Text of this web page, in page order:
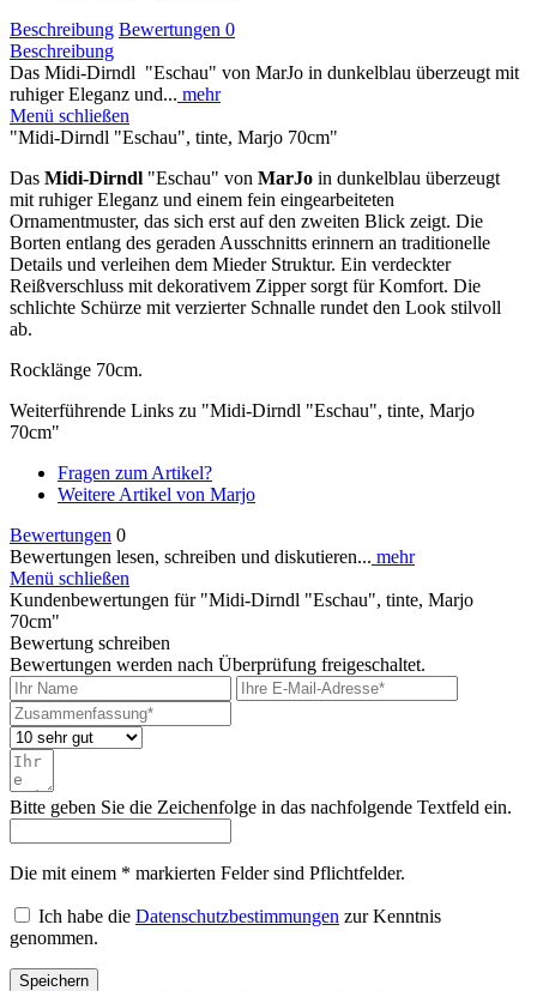
Beschreibung Bewertungen 0
Beschreibung
Das Midi-Dirndl "Eschau" von MarJo in dunkelblau überzeugt mit
ruhiger Eleganz und... mehr
Menü schließen
"Midi-Dirndl "Eschau", tinte, Marjo 70cm"
Das Midi-Dirndl "Eschau" von MarJo in dunkelblau überzeugt
mit ruhiger Eleganz und einem fein eingearbeiteten
Ornamentmuster, das sich erst auf den zweiten Blick zeigt. Die
Borten entlang des geraden Ausschnitts erinnern an traditionelle
Details und verleihen dem Mieder Struktur. Ein verdeckter
Reißverschluss mit dekorativem Zipper sorgt für Komfort. Die
schlichte Schürze mit verzierter Schnalle rundet den Look stilvoll
ab.
Rocklänge 70cm.
Weiterführende Links zu "Midi-Dirndl "Eschau", tinte, Marjo
70cm"
Fragen zum Artikel?
Weitere Artikel von Marjo
Bewertungen 0
Bewertungen lesen, schreiben und diskutieren... mehr
Menü schließen
Kundenbewertungen für "Midi-Dirndl "Eschau", tinte, Marjo
70cm"
Bewertung schreiben
Bewertungen werden nach Überprüfung freigeschaltet.
Bitte geben Sie die Zeichenfolge in das nachfolgende Textfeld ein.
Die mit einem * markierten Felder sind Pflichtfelder.
Ich habe die Datenschutzbestimmungen zur Kenntnis
genommen.
Speichern